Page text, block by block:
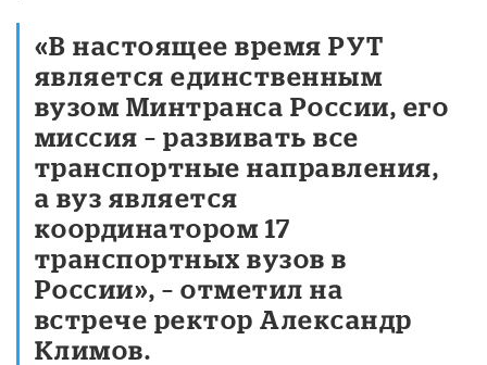
«В настоящее время РУТ
является единственным
вузом Минтранса России, его
миссия – развивать все
транспортные направления,
а вуз является
координатором 17
транспортных вузов в
России», – отметил на
встрече ректор Александр
Климов.